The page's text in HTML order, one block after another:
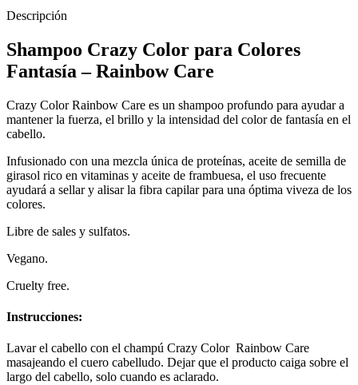
Descripción
Shampoo Crazy Color para Colores
Fantasía – Rainbow Care
Crazy Color Rainbow Care es un shampoo profundo para ayudar a
mantener la fuerza, el brillo y la intensidad del color de fantasía en el
cabello.
Infusionado con una mezcla única de proteínas, aceite de semilla de
girasol rico en vitaminas y aceite de frambuesa, el uso frecuente
ayudará a sellar y alisar la fibra capilar para una óptima viveza de los
colores.
Libre de sales y sulfatos.
Vegano.
Cruelty free.
Instrucciones:
Lavar el cabello con el champú Crazy Color Rainbow Care
masajeando el cuero cabelludo. Dejar que el producto caiga sobre el
largo del cabello, solo cuando es aclarado.